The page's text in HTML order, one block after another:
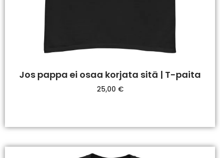
Jos pappa ei osaa korjata sitä | T-paita
25,00 €